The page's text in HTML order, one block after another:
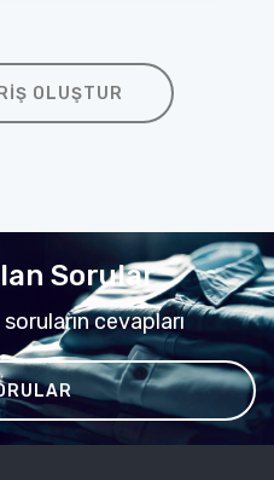
OLUŞTUR
Sorular
cevapları